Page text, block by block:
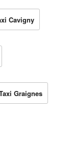
Cavigny
Graignes